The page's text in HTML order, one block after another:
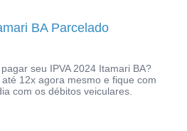
BA Parcelado
seu IPVA 2024 Itamari BA?
12x agora mesmo e fique com
com os débitos veiculares.